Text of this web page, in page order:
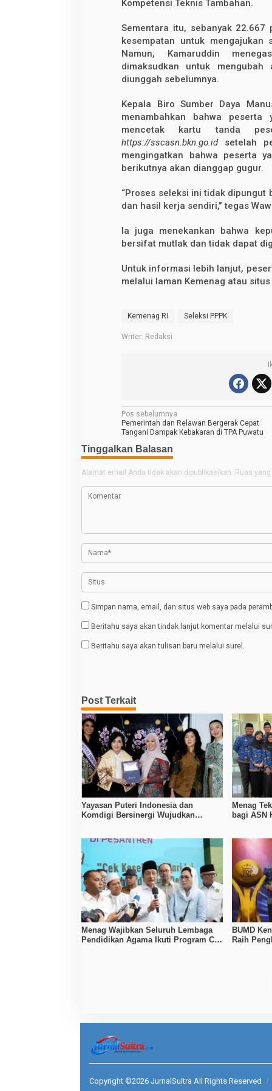
Kompetensi Teknis Tambahan.
Sementara itu, sebanyak
kesempatan untuk mengajukan
Namun, Kamaruddin
dimaksudkan untuk
diunggah sebelumnya.
Kepala Biro Sumber Daya
menambahkan bahwa
mencetak kartu tanda
https://sscasn.bkn.go.idsetelah
mengingatkan bahwa peserta
berikutnya akan dianggap gugur.
“Proses seleksi ini tidak dipungut
dan hasil kerja sendiri,” tegas
Ia juga menekankan bahwa
bersifat mutlak dan tidak dapat
Untuk informasi lebih lanjut,
melalui laman Kemenag atau situs
Kemenag RI Seleksi PPPK
Writer: Redaksi
N
a
v
i
g
p
o
s
Pos sebelumnya
Pemerintah dan Relawan Bergerak Cepat
Tangani Dampak Kebakaran di TPA Puwatu
Tinggalkan Balasan
Alamat email Anda tidak akan dipublikasikan. Ruas
Simpan nama, email, dan situs web saya pada
Beritahu saya akan tindak lanjut komentar melalui
Beritahu saya akan tulisan baru melalui surel.
Post Terkait
Yayasan Puteri Indonesia dan
Komdigi Bersinergi Wujudkan
Menag
bagi ASN
Menag Wajibkan Seluruh Lembaga
Pendidikan Agama Ikuti Program Cek
BUMD
Raih
Copyright ©2026 JurnalSultra All Rights Reserved